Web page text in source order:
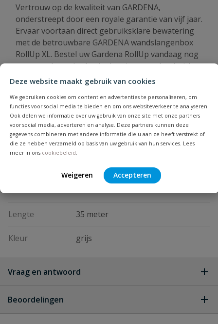
Deze website maakt gebruik van cookies
We gebruiken cookies om content en advertenties te personaliseren, om
functies voor social media te bieden en om ons websiteverkeer te analyseren.
Ook delen we informatie over uw gebruik van onze site met onze partners
voor social media, adverteren en analyse. Deze partners kunnen deze
gegevens combineren met andere informatie die u aan ze heeft verstrekt of
die ze hebben verzameld op basis van uw gebruik van hun services. Lees
meer in ons cookiebeleid
Weigeren Accepteren
Vertrouw op de kwaliteit van GARDENA,
onderstreept door een royale garantie van vijf jaar.
Ervaar voortaan direct gebruiksklare bewatering
met de betrouwbare GARDENA wandslangenbox
RollUp XL. Bestel uw Gardena RollUp vandaag nog
en ga snel aan de slag in de tuin en om het huis!
PVCVoordeel: Beter en sneller dan zelf naar de
winkel!
Specificaties
Gardena
Lengte 35 meter
Kleur grijs
Vraag en antwoord
Beoordelingen